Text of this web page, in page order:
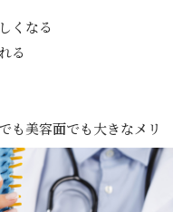
くなる
る
も美容面でも大きなメリ